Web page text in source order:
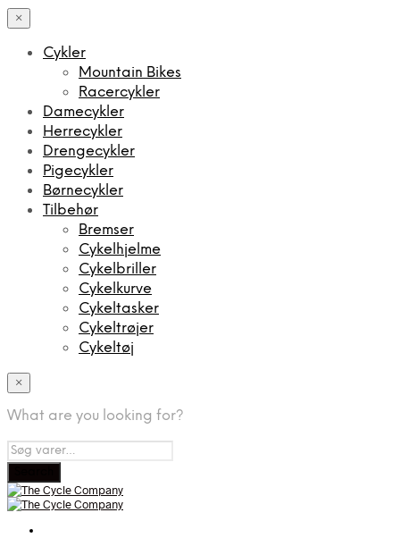
×
Cykler
Mountain Bikes
Racercykler
Damecykler
Herrecykler
Drengecykler
Pigecykler
Børnecykler
Tilbehør
Bremser
Cykelhjelme
Cykelbriller
Cykelkurve
Cykeltasker
Cykeltrøjer
Cykeltøj
×
What are you looking for?